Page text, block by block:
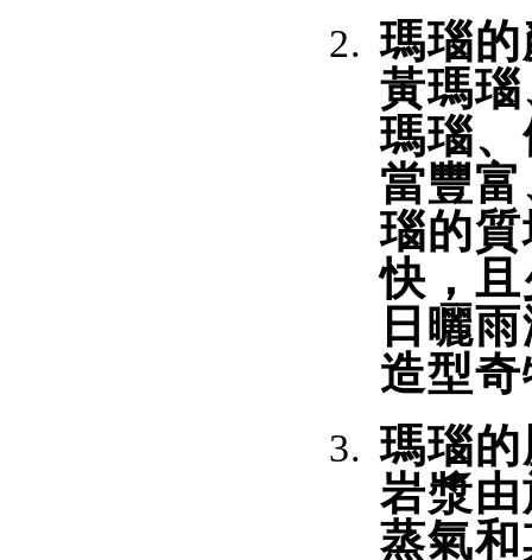
瑪瑙
黃瑪
瑪瑙
當豐
瑙的
快，
日曬
造型
瑪瑙
岩漿
蒸氣